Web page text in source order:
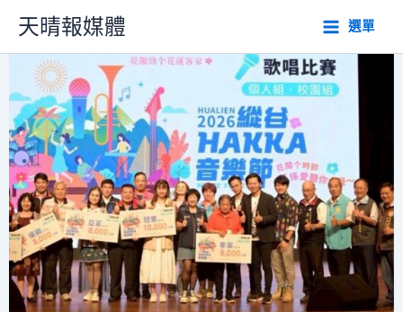
主
內
天晴報媒體 選單